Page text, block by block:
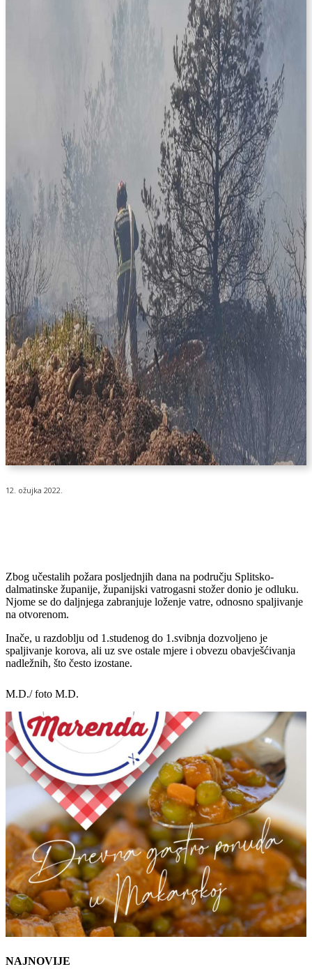
12. ožujka 2022.
Zbog učestalih požara posljednjih dana na području Splitsko-
dalmatinske županije, županijski vatrogasni stožer donio je odluku.
Njome se do daljnjega zabranjuje loženje vatre, odnosno spaljivanje
na otvorenom.
Inače, u razdoblju od 1.studenog do 1.svibnja dozvoljeno je
spaljivanje korova, ali uz sve ostale mjere i obvezu obavješćivanja
nadležnih, što često izostane.
M.D./ foto M.D.
NAJNOVIJE